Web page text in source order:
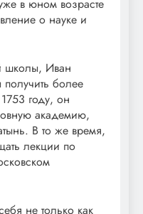
в юном возрасте
о науке и
школы, Иван
более
году, он
академию,
В то же время,
лекции по
не только как